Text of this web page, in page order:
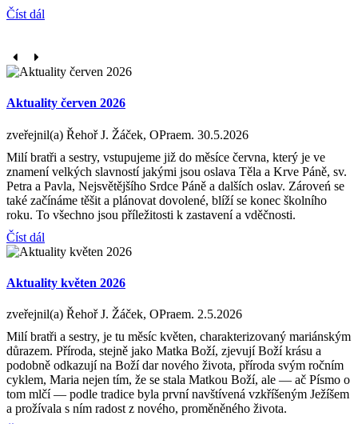
Číst dál
Aktuality červen 2026
zveřejnil(a) Řehoř J. Žáček, OPraem. 30.5.2026
Milí bratři a sestry, vstupujeme již do měsíce června, který je ve
znamení velkých slavností jakými jsou oslava Těla a Krve Páně, sv.
Petra a Pavla, Nejsvětějšího Srdce Páně a dalších oslav. Zároveń se
také začínáme těšit a plánovat dovolené, blíží se konec školního
roku. To všechno jsou příležitosti k zastavení a vděčnosti.
Číst dál
Aktuality květen 2026
zveřejnil(a) Řehoř J. Žáček, OPraem. 2.5.2026
Milí bratři a sestry, je tu měsíc květen, charakterizovaný mariánským
důrazem. Příroda, stejně jako Matka Boží, zjevují Boží krásu a
podobně odkazují na Boží dar nového života, příroda svým ročním
cyklem, Maria nejen tím, že se stala Matkou Boží, ale — ač Písmo o
tom mlčí — podle tradice byla první navštívená vzkříšeným Ježíšem
a prožívala s ním radost z nového, proměněného života.